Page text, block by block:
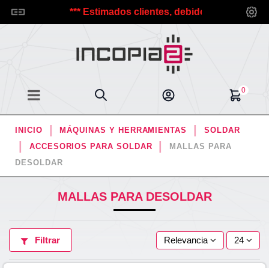
*** Estimados clientes, debido a las
0
INICIO MÁQUINAS Y HERRAMIENTAS
SOLDAR
ACCESORIOS PARA SOLDAR
MALLAS PARA
DESOLDAR
MALLAS PARA DESOLDAR
Filtrar Relevancia 24